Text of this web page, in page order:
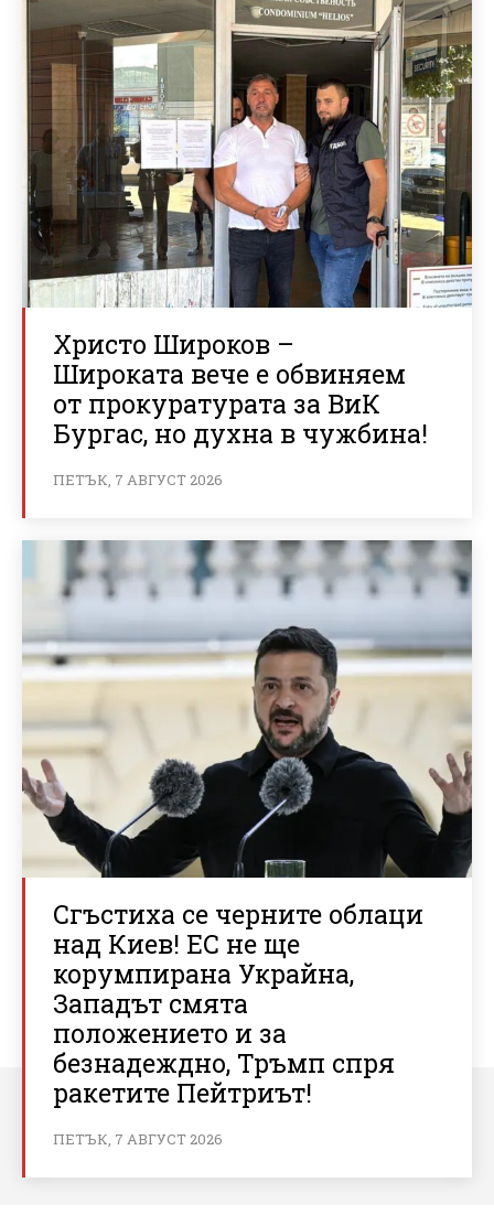
Христо Широков –
Широката вече е обвиняем
от прокуратурата за ВиК
Бургас, но духна в чужбина!
ПЕТЪК, 7 АВГУСТ 2026
Сгъстиха се черните облаци
над Киев! ЕС не ще
корумпирана Украйна,
Западът смята
положението и за
безнадеждно, Тръмп спря
ракетите Пейтриът!
ПЕТЪК, 7 АВГУСТ 2026